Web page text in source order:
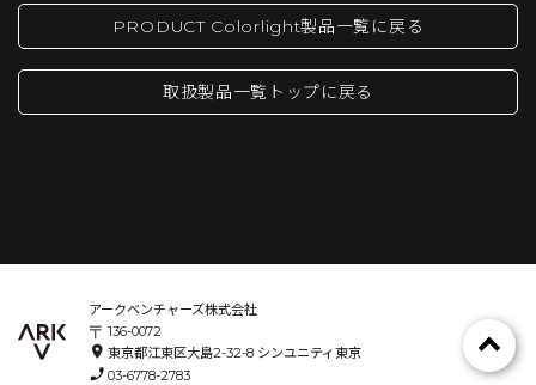
PRODUCT Colorlight製品一覧に戻る
取扱製品一覧トップに戻る
アークベンチャーズ株式会社
〒 136-0072
location_on 東京都江東区大島2-32-8 シンユニティ東京
phone_enabled 03-6778-2783